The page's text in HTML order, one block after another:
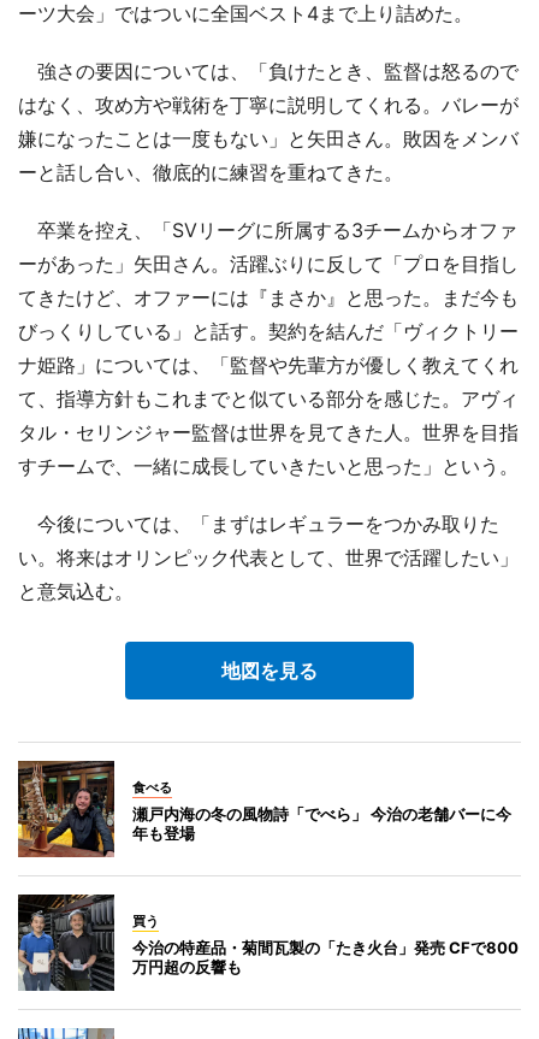
ーツ大会」ではついに全国ベスト4まで上り詰めた。
強さの要因については、「負けたとき、監督は怒るので
はなく、攻め方や戦術を丁寧に説明してくれる。バレーが
嫌になったことは一度もない」と矢田さん。敗因をメンバ
ーと話し合い、徹底的に練習を重ねてきた。
卒業を控え、「SVリーグに所属する3チームからオファ
ーがあった」矢田さん。活躍ぶりに反して「プロを目指し
てきたけど、オファーには『まさか』と思った。まだ今も
びっくりしている」と話す。契約を結んだ「ヴィクトリー
ナ姫路」については、「監督や先輩方が優しく教えてくれ
て、指導方針もこれまでと似ている部分を感じた。アヴィ
タル・セリンジャー監督は世界を見てきた人。世界を目指
すチームで、一緒に成長していきたいと思った」という。
今後については、「まずはレギュラーをつかみ取りた
い。将来はオリンピック代表として、世界で活躍したい」
と意気込む。
地図を見る
食べる
瀬戸内海の冬の風物詩「でべら」 今治の老舗バーに今
年も登場
買う
今治の特産品・菊間瓦製の「たき火台」発売 CFで800
万円超の反響も